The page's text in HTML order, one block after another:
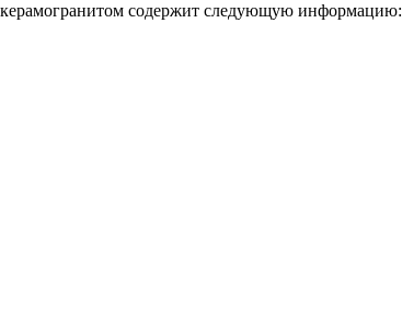
керамогранитом содержит следующую информацию: